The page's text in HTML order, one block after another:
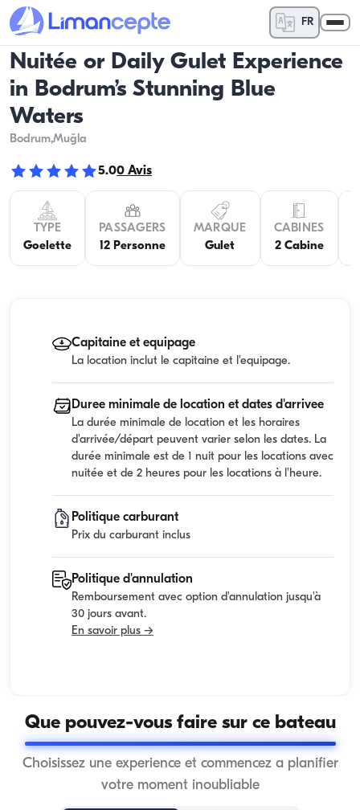
FR
Nuitée or Daily Gulet Experience
in Bodrum’s Stunning Blue
Waters
Bodrum,Muğla
5.00 Avis
TYPE
Goelette
PASSAGERS
12 Personne
MARQUE
Gulet
CABINES
2 Cabine
Capitaine et equipage
La location inclut le capitaine et l'equipage.
Duree minimale de location et dates d'arrivee
La durée minimale de location et les horaires
d'arrivée/départ peuvent varier selon les dates. La
durée minimale est de 1 nuit pour les locations avec
nuitée et de 2 heures pour les locations à l'heure.
Politique carburant
Prix du carburant inclus
Politique d'annulation
Remboursement avec option d'annulation jusqu'à
30 jours avant.
En savoir plus →
Que pouvez-vous faire sur ce bateau
Choisissez une experience et commencez a planifier
votre moment inoubliable